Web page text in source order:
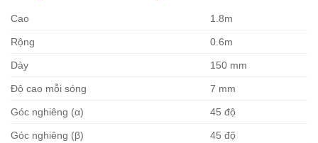
Cao 1.8m
Rộng 0.6m
Dày 150 mm
Độ cao mỗi sóng 7 mm
Góc nghiêng (α) 45 độ
Góc nghiêng (β) 45 độ